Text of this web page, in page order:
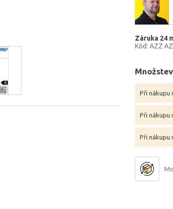
Záruka 24
Kód: AZZ
Při nákupu
Při nákupu
Při nákupu